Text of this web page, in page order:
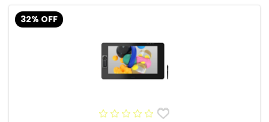
32% OFF